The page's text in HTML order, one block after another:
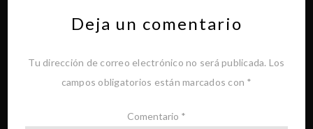
Deja un comentario
Tu dirección de correo electrónico no será publicada. Los
campos obligatorios están marcados con *
Comentario *